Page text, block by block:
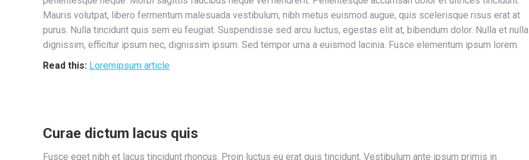
Mauris volutpat, libero fermentum malesuada vestibulum, nibh metus euismod augue, quis scelerisque risus erat at
purus. Nulla tincidunt quis sem eu feugiat. Suspendisse sed arcu luctus, egestas elit at, bibendum dolor. Nulla et nulla
dignissim, efficitur ipsum nec, dignissim ipsum. Sed tempor urna a euismod lacinia. Fusce elementum ipsum lorem.
Read this: Loremipsum article
Curae dictum lacus quis
Fusce eget nibh et lacus tincidunt rhoncus. Proin luctus eu erat quis tincidunt. Vestibulum ante ipsum primis in